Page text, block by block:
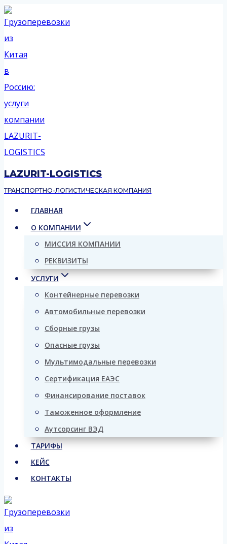
Перейти
к
содержимому
LAZURIT-LOGISTICS
ТРАНСПОРТНО-ЛОГИСТИЧЕСКАЯ КОМПАНИЯ
ГЛАВНАЯ
О КОМПАНИИ
МИССИЯ КОМПАНИИ
РЕКВИЗИТЫ
УСЛУГИ
Контейнерные перевозки
Автомобильные перевозки
Сборные грузы
Опасные грузы
Мультимодальные перевозки
Сертификация ЕАЭС
Финансирование поставок
Таможенное оформление
Аутсорсинг ВЭД
ТАРИФЫ
КЕЙС
КОНТАКТЫ